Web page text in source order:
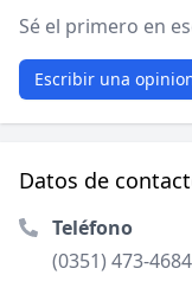
Sé el primero en
Escribir una
Datos de
Teléfono
(0351) 473-4684